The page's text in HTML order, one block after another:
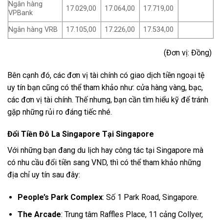
Ngân hàng
VPBank
17.029,00 17.064,00 17.719,00
Ngân hàng VRB 17.105,00 17.226,00 17.534,00
(Đơn vị: Đồng)
Bên cạnh đó, các đơn vị tài chính có giao dịch tiền ngoại tệ
uy tín bạn cũng có thể tham khảo như: cửa hàng vàng, bạc,
các đơn vị tài chính. Thế nhưng, bạn cần tìm hiểu kỹ để tránh
gặp những rủi ro đáng tiếc nhé.
Đổi Tiền Đô La Singapore Tại Singapore
Với những bạn đang du lịch hay công tác tại Singapore mà
có nhu cầu đổi tiền sang VND, thì có thể tham khảo những
địa chỉ uy tín sau đây:
People’s Park Complex: Số 1 Park Road, Singapore.
The Arcade: Trung tâm Raffles Place, 11 cảng Collyer,